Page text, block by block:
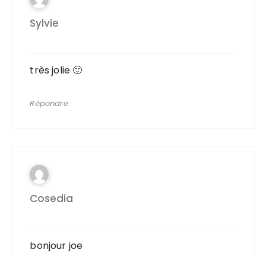
Sylvie
très jolie 🙂
Répondre
Cosedia
bonjour joe